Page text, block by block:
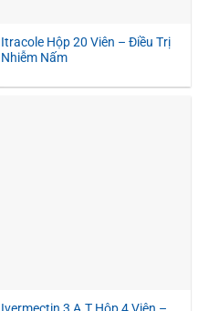
Itracole Hộp 20 Viên – Điều Trị
Nhiễm Nấm
Ivermectin 3 A.T Hộp 4 Viên –